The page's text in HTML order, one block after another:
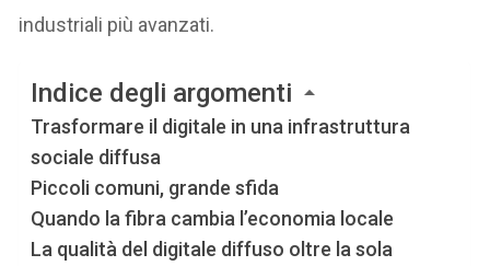
industriali più avanzati.
Indice degli argomenti
Trasformare il digitale in una infrastruttura
sociale diffusa
Piccoli comuni, grande sfida
Quando la fibra cambia l’economia locale
La qualità del digitale diffuso oltre la sola